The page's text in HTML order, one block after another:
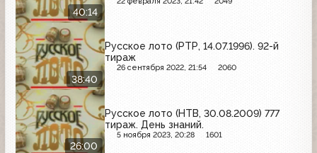
40:14
38:40
Русское лото (РТР, 14.07.1996). 92-й
тираж
26 сентября 2022, 21:54 2060
26:00
Русское лото (НТВ, 30.08.2009) 777
тираж. День знаний.
5 ноября 2023, 20:28 1601